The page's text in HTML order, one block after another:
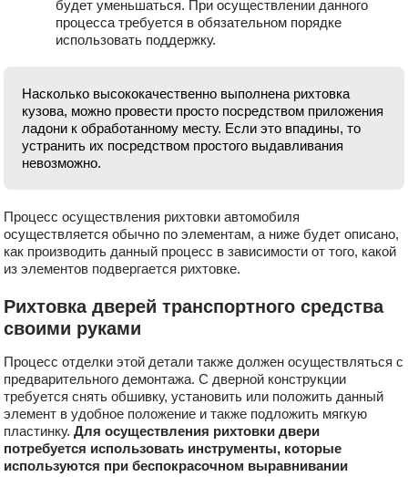
будет уменьшаться. При осуществлении данного
процесса требуется в обязательном порядке
использовать поддержку.
Насколько высококачественно выполнена рихтовка
кузова, можно провести просто посредством приложения
ладони к обработанному месту. Если это впадины, то
устранить их посредством простого выдавливания
невозможно.
Процесс осуществления рихтовки автомобиля
осуществляется обычно по элементам, а ниже будет описано,
как производить данный процесс в зависимости от того, какой
из элементов подвергается рихтовке.
Рихтовка дверей транспортного средства
своими руками
Процесс отделки этой детали также должен осуществляться с
предварительного демонтажа. С дверной конструкции
требуется снять обшивку, установить или положить данный
элемент в удобное положение и также подложить мягкую
пластинку.Для осуществления рихтовки двери
потребуется использовать инструменты, которые
используются при беспокрасочном выравнивании